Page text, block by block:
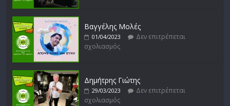
Βαγγέλης Μολές
01/04/2023
Δεν επιτρέπεται
σχολιασμός
Δημήτρης Γιώτης
29/03/2023
Δεν επιτρέπεται
σχολιασμός